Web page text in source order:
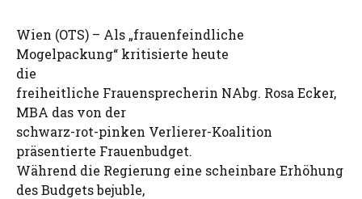
Wien (OTS) – Als „frauenfeindliche
Mogelpackung“ kritisierte heute
die
freiheitliche Frauensprecherin NAbg. Rosa Ecker,
MBA das von der
schwarz-rot-pinken Verlierer-Koalition
präsentierte Frauenbudget.
Während die Regierung eine scheinbare Erhöhung
des Budgets bejuble,